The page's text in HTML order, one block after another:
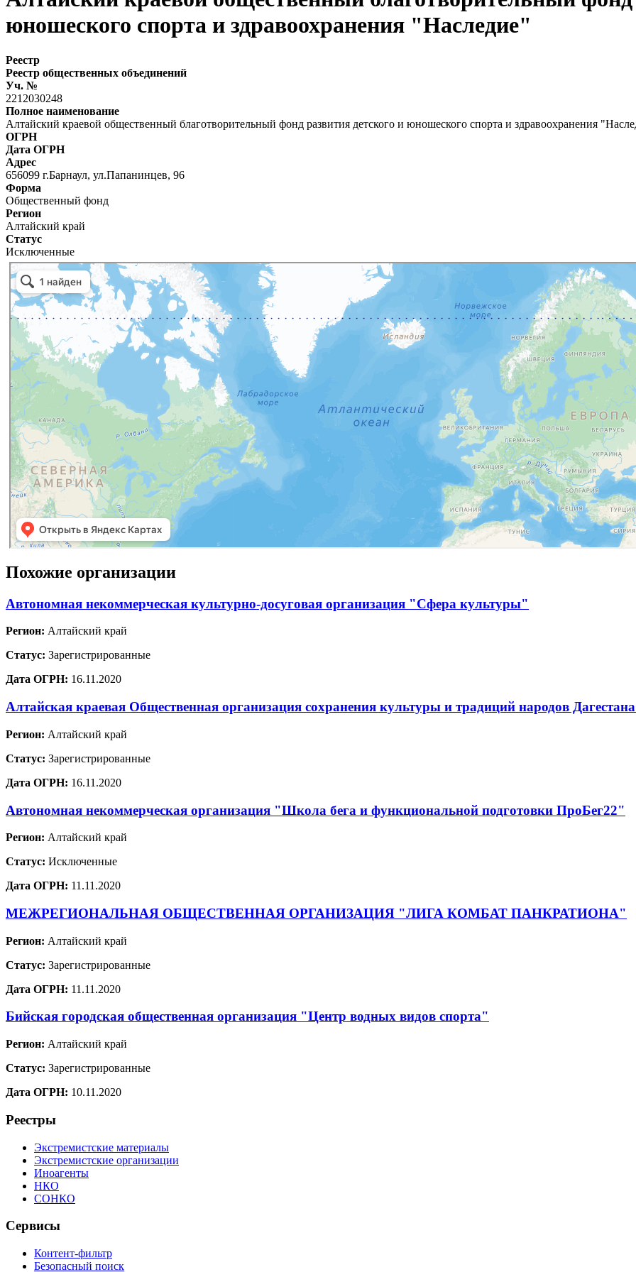
юношеского спорта и здравоохранения "Наследие"
Реестр
Реестр общественных объединений
Уч. №
2212030248
Полное наименование
Алтайский краевой общественный благотворительный фонд развития детского и юношеского спорта и здравоохранения
ОГРН
Дата ОГРН
Адрес
656099 г.Барнаул, ул.Папанинцев, 96
Форма
Общественный фонд
Регион
Алтайский край
Статус
Исключенные
Похожие организации
Автономная некоммерческая культурно-досуговая организация "Сфера культуры"
Регион: Алтайский край
Статус: Зарегистрированные
Дата ОГРН: 16.11.2020
Алтайская краевая Общественная организация сохранения культуры и традиций народов
Регион: Алтайский край
Статус: Зарегистрированные
Дата ОГРН: 16.11.2020
Автономная некоммерческая организация "Школа бега и функциональной подготовки ПроБег22"
Регион: Алтайский край
Статус: Исключенные
Дата ОГРН: 11.11.2020
МЕЖРЕГИОНАЛЬНАЯ ОБЩЕСТВЕННАЯ ОРГАНИЗАЦИЯ "ЛИГА КОМБАТ ПАНКРАТИОНА"
Регион: Алтайский край
Статус: Зарегистрированные
Дата ОГРН: 11.11.2020
Бийская городская общественная организация "Центр водных видов спорта"
Регион: Алтайский край
Статус: Зарегистрированные
Дата ОГРН: 10.11.2020
Реестры
Экстремистские материалы
Экстремистские организации
Иноагенты
НКО
СОНКО
Сервисы
Контент-фильтр
Безопасный поиск